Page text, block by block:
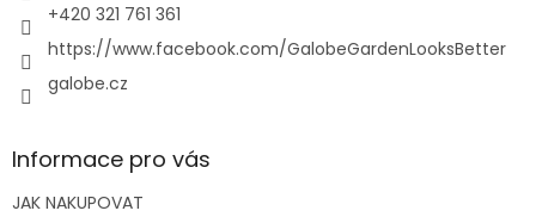
+420 321 761 361
https://www.facebook.com/GalobeGardenLooksBetter
galobe.cz
Informace pro vás
JAK NAKUPOVAT